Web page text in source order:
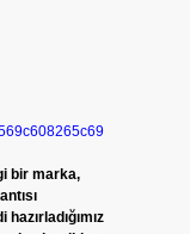
bir marka,